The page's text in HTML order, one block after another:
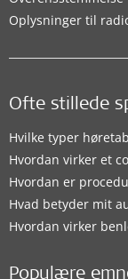
Oplysninger til
Ofte stillede
Hvilke typer
Hvordan virker et
Hvordan er
Hvad betyder mit
Hvordan virker
Populære